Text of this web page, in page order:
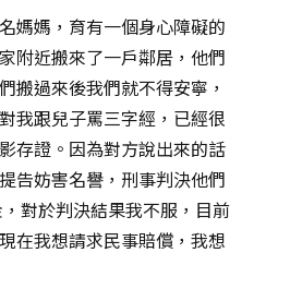
媽媽，育有一個身心障礙的
附近搬來了一戶鄰居，他們
搬過來後我們就不得安寧，
我跟兒子罵三字經，已經很
存證。因為對方說出來的話
告妨害名譽，刑事判決他們
對於判決結果我不服，目前
在我想請求民事賠償，我想